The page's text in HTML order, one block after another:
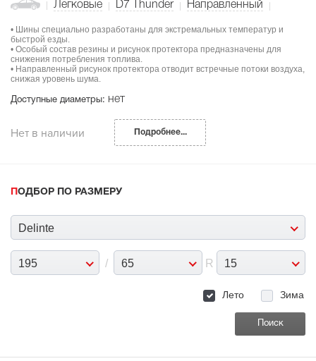
Легковые D7 Thunder Направленный
• Шины специально разработаны для экстремальных температур и
быстрой езды.
• Особый состав резины и рисунок протектора предназначены для
снижения потребления топлива.
• Направленный рисунок протектора отводит встречные потоки воздуха,
снижая уровень шума.
Доступные диаметры: нет
Нет в наличии Подробнее...
ПОДБОР ПО РАЗМЕРУ
Delinte
195 / 65 R 15
Лето Зима